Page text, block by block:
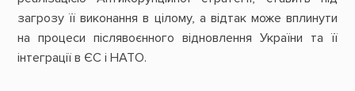
загрозу її виконання в цілому, а відтак може вплинути
на процеси післявоєнного відновлення України та її
інтеграції в ЄС і НАТО.